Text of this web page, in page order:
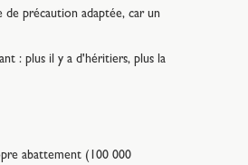
précaution adaptée, car un
: plus il y a d'héritiers, plus la
abattement (100 000